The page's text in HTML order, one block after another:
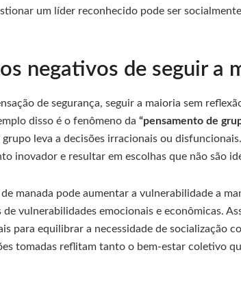
um líder reconhecido pode ser
negativos de seguir a
de segurança, seguir a maioria sem
disso é o fenômeno da “pensamento de
leva a decisões irracionais ou
inovador e resultar em escolhas que não são
manada pode aumentar a vulnerabilidade a
vulnerabilidades emocionais e econômicas.
para equilibrar a necessidade de socialização
tomadas reflitam tanto o bem-estar coletivo